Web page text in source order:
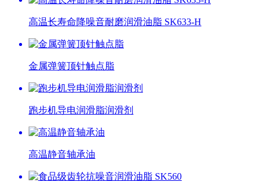
高温长寿命降噪音耐磨润滑油脂 SK633-H
金属弹簧顶针触点脂
跑步机导电润滑脂润滑剂
高温静音轴承油